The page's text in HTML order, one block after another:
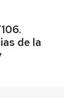
de la